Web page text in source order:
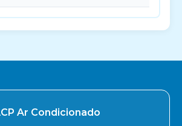
Ar Condicionado